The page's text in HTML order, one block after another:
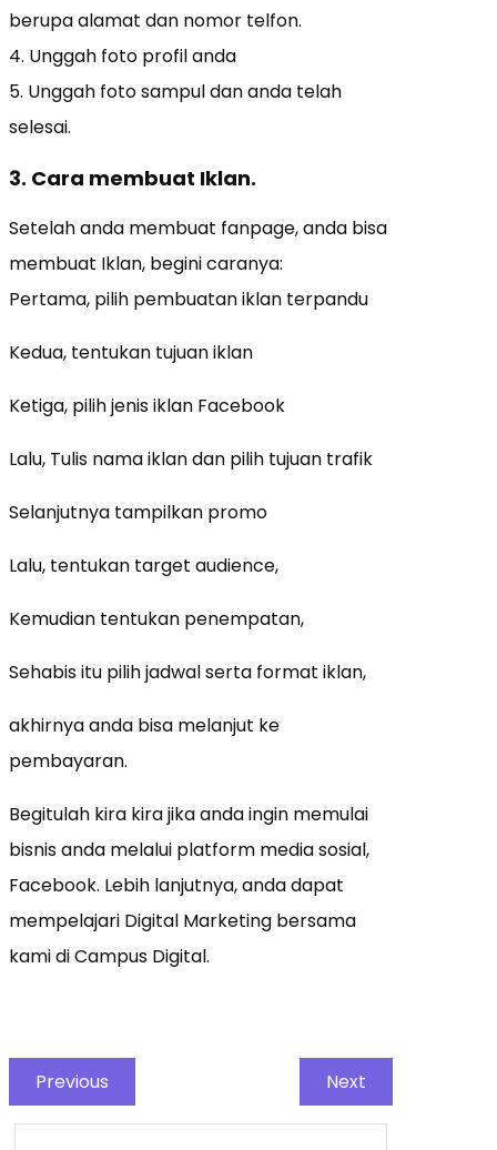
berupa alamat dan nomor telfon.
4. Unggah foto profil anda
5. Unggah foto sampul dan anda telah
selesai.
3. Cara membuat Iklan.
Setelah anda membuat fanpage, anda bisa
membuat Iklan, begini caranya:
Pertama, pilih pembuatan iklan terpandu
Kedua, tentukan tujuan iklan
Ketiga, pilih jenis iklan Facebook
Lalu, Tulis nama iklan dan pilih tujuan trafik
Selanjutnya tampilkan promo
Lalu, tentukan target audience,
Kemudian tentukan penempatan,
Sehabis itu pilih jadwal serta format iklan,
akhirnya anda bisa melanjut ke
pembayaran.
Begitulah kira kira jika anda ingin memulai
bisnis anda melalui platform media sosial,
Facebook. Lebih lanjutnya, anda dapat
mempelajari Digital Marketing bersama
kami di Campus Digital.
Previous Next